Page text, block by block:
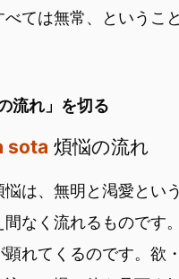
べては無常、というこ
流れ」を切る
sota 煩悩の流れ
悩は、無明と渇愛とい
間なく流れるものです
顕れてくるのです。欲